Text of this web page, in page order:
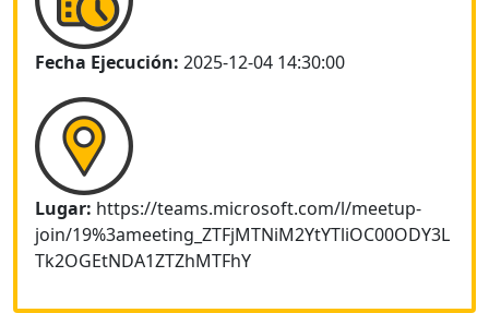
Fecha Ejecución: 2025-12-04 14:30:00
Lugar: https://teams.microsoft.com/l/meetup-
join/19%3ameeting_ZTFjMTNiM2YtYTliOC00ODY3L
Tk2OGEtNDA1ZTZhMTFhY